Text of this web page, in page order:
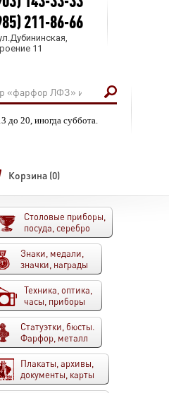
211-86-66
11
до 20, иногда суббота.
Корзина (0)
Столовые приборы,
посуда, серебро
Знаки, медали,
значки, награды
Техника, оптика,
часы, приборы
Статуэтки, бюсты.
Фарфор, металл
Плакаты, архивы,
документы, карты